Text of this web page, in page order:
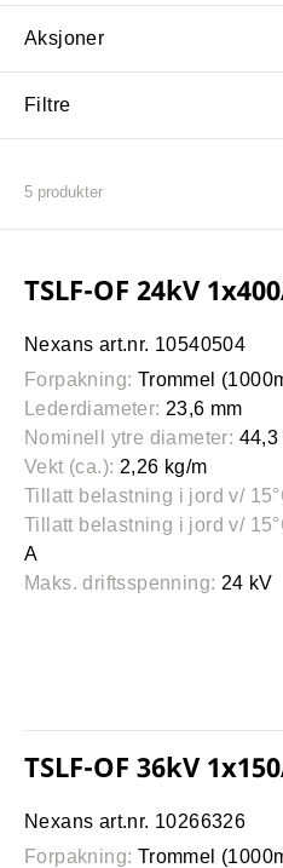
Aksjoner
Filtre
5 produkter
TSLF-OF 24kV
Nexans art.nr. 10540504
Forpakning: Trommel
Lederdiameter: 23,6 mm
Nominell ytre diameter: 44,3
Vekt (ca.): 2,26 kg/m
Tillatt belastning i jord v/
Tillatt belastning i jord v/
A
Maks. driftsspenning: 24 kV
TSLF-OF 36kV
Nexans art.nr. 10266326
Forpakning: Trommel